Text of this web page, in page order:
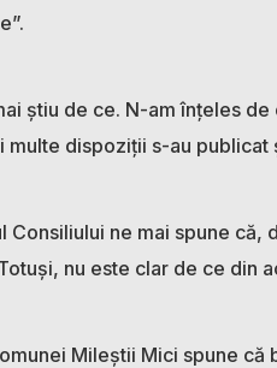
știu de ce. N-am înțeles
multe dispoziții s-au
Consiliului ne mai spune
nu este clar de ce din
Mileștii Mici spune